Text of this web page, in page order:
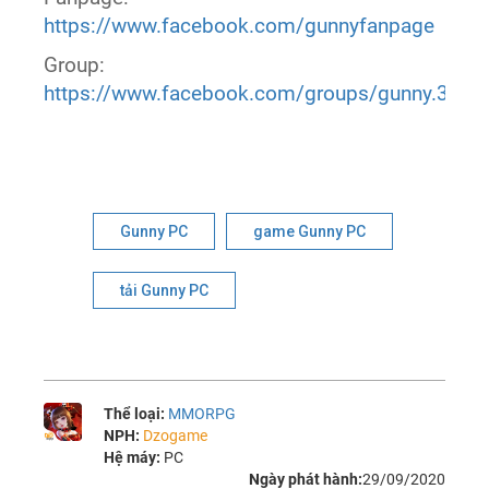
https://www.facebook.com/gunnyfanpage
Group:
https://www.facebook.com/groups/
Gunny PC game Gunny PC
tải Gunny PC
Thể loại: MMORPG
NPH: Dzogame
Hệ máy: PC
Ngày phát hành:29/09/2020